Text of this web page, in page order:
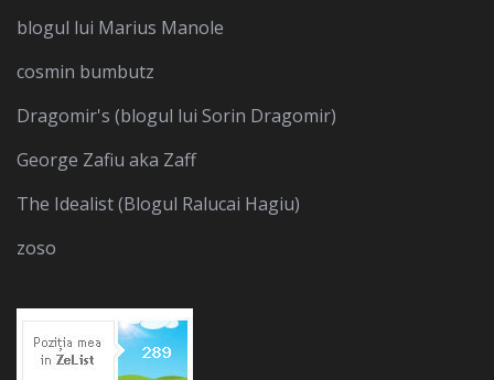
blogul lui Marius Manole
cosmin bumbutz
Dragomir's (blogul lui Sorin Dragomir)
George Zafiu aka Zaff
The Idealist (Blogul Ralucai Hagiu)
zoso